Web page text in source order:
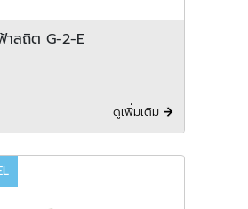
าสถิต G-2-E
ดูเพิ่มเติม